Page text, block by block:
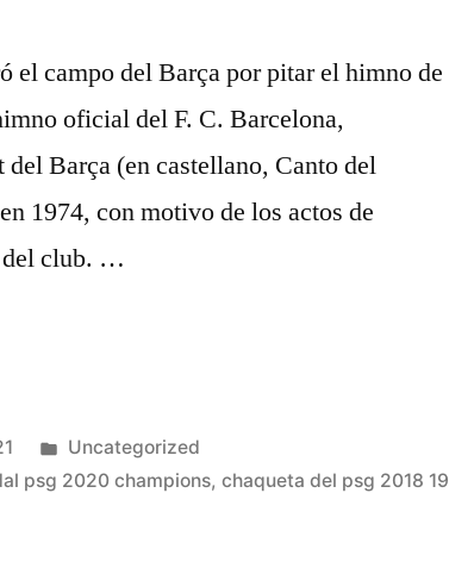
el campo del Barça por pitar el himno de
oficial del F. C. Barcelona,
Barça (en castellano, Canto del
1974, con motivo de los actos de
del club. …
Publicado
en
Uncategorized
psg 2020 champions,chaqueta del psg 2018 19